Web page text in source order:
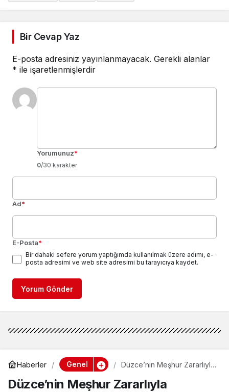
Bir Cevap Yaz
E-posta adresiniz yayınlanmayacak. Gerekli alanlar
* ile işaretlenmişlerdir
Yorumunuz*
0/30 karakter
Ad*
E-Posta*
Bir dahaki sefere yorum yaptığımda kullanılmak üzere adımı, e-
posta adresimi ve web site adresimi bu tarayıcıya kaydet.
Yorum Gönder
Haberler Genel
Düzce’nin Meşhur Zararlıyla
Düzce’nin Meşhur Zararlıyla